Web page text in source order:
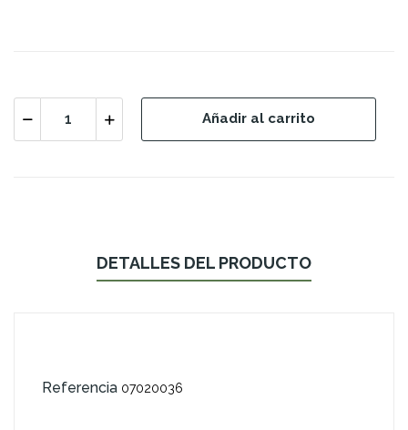
Añadir al carrito
DETALLES DEL PRODUCTO
Referencia 07020036